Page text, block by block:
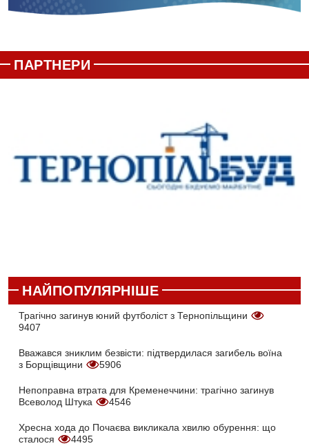
ПАРТНЕРИ
НАЙПОПУЛЯРНІШЕ
Трагічно загинув юний футболіст з Тернопільщини
9407
Вважався зниклим безвісти: підтвердилася загибель воїна
з Борщівщини
5906
Непоправна втрата для Кременеччини: трагічно загинув
Всеволод Штука
4546
Хресна хода до Почаєва викликала хвилю обурення: що
сталося
4495